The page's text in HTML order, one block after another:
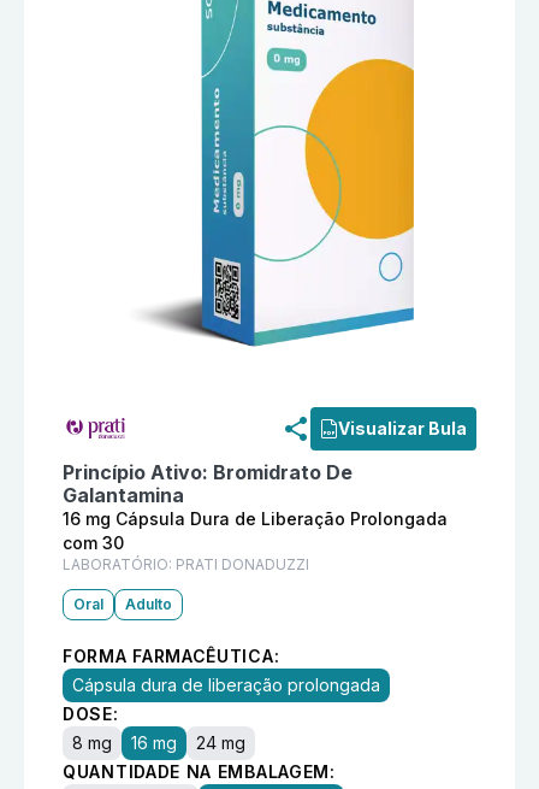
Visualizar Bula
Princípio Ativo: Bromidrato De
Galantamina
16 mg Cápsula Dura de Liberação Prolongada
com 30
LABORATÓRIO: PRATI DONADUZZI
Oral Adulto
FORMA FARMACÊUTICA:
Cápsula dura de liberação prolongada
DOSE:
8 mg
16 mg
24 mg
QUANTIDADE NA EMBALAGEM: